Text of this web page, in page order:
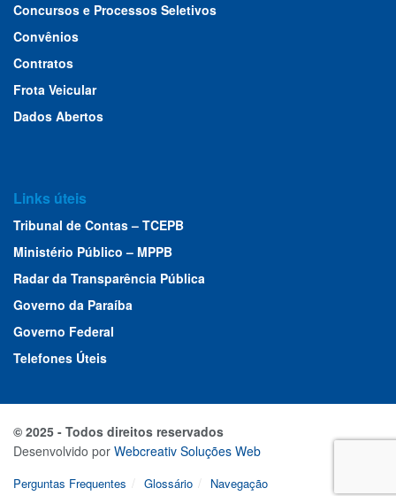
Concursos e Processos Seletivos
Convênios
Contratos
Frota Veicular
Dados Abertos
Links úteis
Tribunal de Contas – TCEPB
Ministério Público – MPPB
Radar da Transparência Pública
Governo da Paraíba
Governo Federal
Telefones Úteis
© 2025 - Todos direitos reservados
Desenvolvido por Webcreativ Soluções Web
Perguntas Frequentes Glossário Navegação